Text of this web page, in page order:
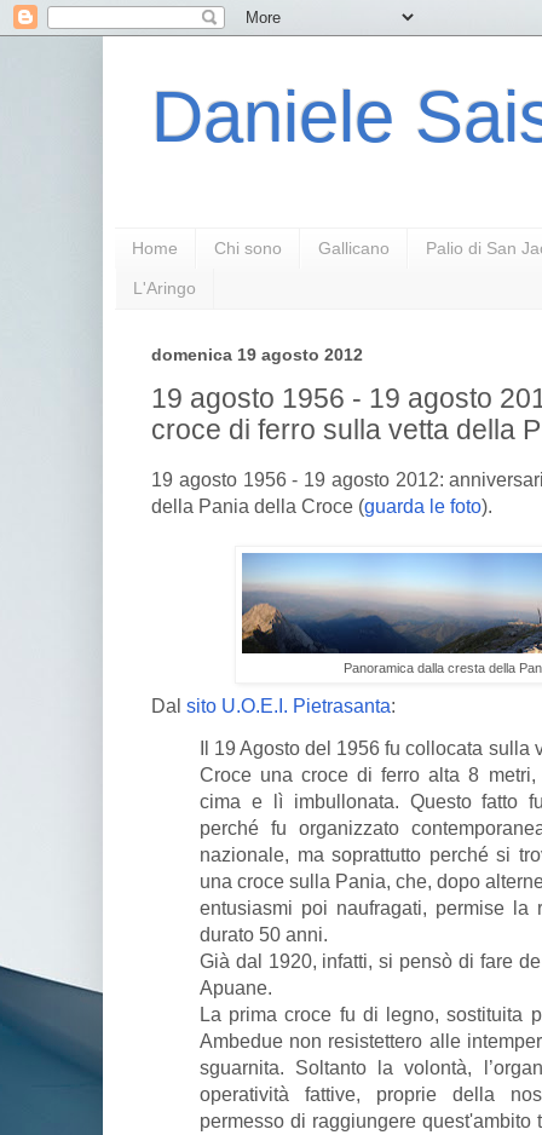
Daniele
Home Chi sono Gallicano Palio di San
L'Aringo
domenica 19 agosto 2012
19 agosto 1956 - 19 agosto
croce di ferro sulla vetta della
19 agosto 1956 - 19 agosto 2012:
della Pania della Croce (guarda le foto).
Panoramica dalla cresta della
Dal sito U.O.E.I. Pietrasanta:
Il 19 Agosto del 1956 fu collocata sulla
Croce una croce di ferro alta 8
cima e lì imbullonata. Questo fatto
perché fu organizzato
nazionale, ma soprattutto perché si
una croce sulla Pania, che, dopo
entusiasmi poi naufragati, permise la
durato 50 anni.
Già dal 1920, infatti, si pensò di fare
Apuane.
La prima croce fu di legno, sostituita
Ambedue non resistettero alle
sguarnita. Soltanto la volontà,
operatività fattive, proprie della
permesso di raggiungere quest'ambito